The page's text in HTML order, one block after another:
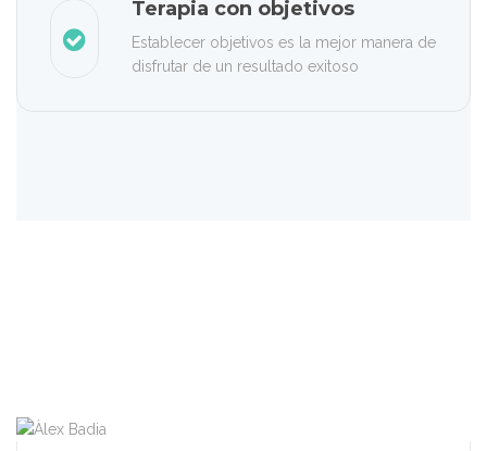
Terapia con objetivos
Establecer objetivos es la mejor manera de
disfrutar de un resultado exitoso